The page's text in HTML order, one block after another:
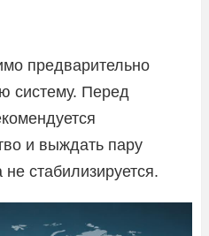
предварительно
систему. Перед
и выждать пару
стабилизируется.